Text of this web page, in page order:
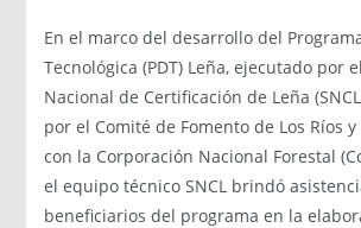
En el marco del desarrollo del
Tecnológica (PDT) Leña, ejecutado por
Nacional de Certificación de Leña
por el Comité de Fomento de Los Ríos
con la Corporación Nacional Forestal
el equipo técnico SNCL brindó
beneficiarios del programa en la